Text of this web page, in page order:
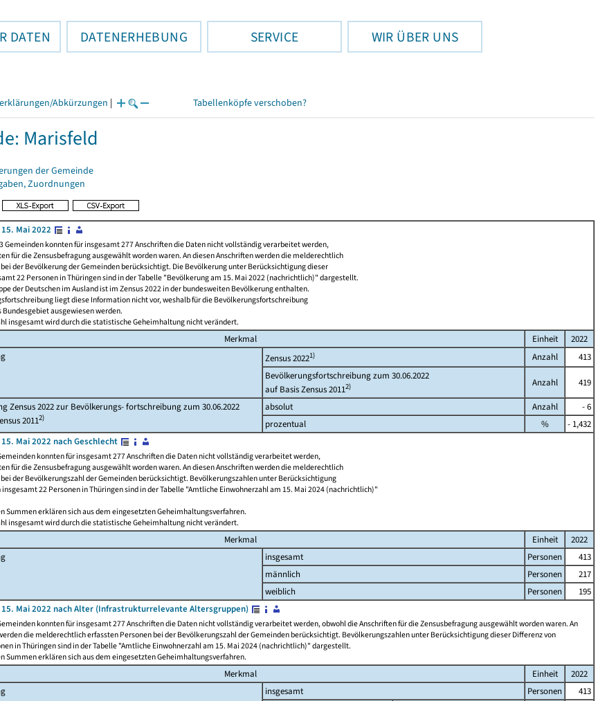
DATEN DATENERHEBUNG SERVICE WIR ÜBER UNS
Abkürzungen | Tabellenköpfe verschoben?
Marisfeld
der Gemeinde
Zuordnungen
Mai 2022
Gemeinden konnten für insgesamt 277 Anschriften die Daten nicht vollständig verarbeitet werden,
für die Zensusbefragung ausgewählt worden waren. An diesen Anschriften werden die melderechtlich
der Bevölkerung der Gemeinden berücksichtigt. Die Bevölkerung unter Berücksichtigung dieser
22 Personen in Thüringen sind in der Tabelle "Bevölkerung am 15. Mai 2022 (nachrichtlich)" dargestellt.
der Deutschen im Ausland ist im Zensus 2022 in der bundesweiten Bevölkerung enthalten.
liegt diese Information nicht vor, weshalb für die Bevölkerungsfortschreibung
Bundesgebiet ausgewiesen werden.
insgesamt wird durch die statistische Geheimhaltung nicht verändert.
Merkmal Einheit
2022
Zensus 20221) Anzahl
413
Bevölkerungsfortschreibung zum 30.06.2022
auf Basis Zensus 20112) Anzahl 419
Zensus 2022 zur Bevölkerungs- fortschreibung zum 30.06.2022
20112)
absolut Anzahl
- 6
prozentual
%
- 1,432
Mai 2022 nach Geschlecht
konnten für insgesamt 277 Anschriften die Daten nicht vollständig verarbeitet werden,
für die Zensusbefragung ausgewählt worden waren. An diesen Anschriften werden die melderechtlich
der Bevölkerungszahl der Gemeinden berücksichtigt. Bevölkerungszahlen unter Berücksichtigung
22 Personen in Thüringen sind in der Tabelle "Amtliche Einwohnerzahl am 15. Mai 2024 (nachrichtlich)"
Summen erklären sich aus dem eingesetzten Geheimhaltungsverfahren.
insgesamt wird durch die statistische Geheimhaltung nicht verändert.
Merkmal Einheit
2022
insgesamt Personen
413
männlich
Personen
217
weiblich
Personen
195
Mai 2022 nach Alter (Infrastrukturrelevante Altersgruppen)
konnten für insgesamt 277 Anschriften die Daten nicht vollständig verarbeitet werden, obwohl die Anschriften für die Zensusbefragung ausgewählt worden waren. An
die melderechtlich erfassten Personen bei der Bevölkerungszahl der Gemeinden berücksichtigt. Bevölkerungszahlen unter Berücksichtigung dieser Differenz von
in Thüringen sind in der Tabelle "Amtliche Einwohnerzahl am 15. Mai 2024 (nachrichtlich)" dargestellt.
Summen erklären sich aus dem eingesetzten Geheimhaltungsverfahren.
Merkmal Einheit
2022
insgesamt Personen
413